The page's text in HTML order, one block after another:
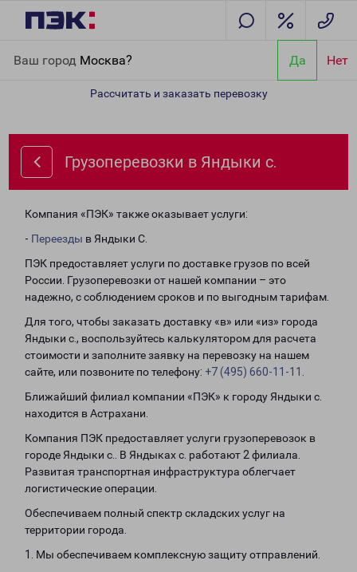
Ваш город Москва? Да Нет
Рассчитать и заказать перевозку
Грузоперевозки в Яндыки с.
Компания «ПЭК» также оказывает услуги:
- Переезды в Яндыки С.
ПЭК предоставляет услуги по доставке грузов по всей
России. Грузоперевозки от нашей компании – это
надежно, с соблюдением сроков и по выгодным тарифам.
Для того, чтобы заказать доставку «в» или «из» города
Яндыки с., воспользуйтесь калькулятором для расчета
стоимости и заполните заявку на перевозку на нашем
сайте, или позвоните по телефону: +7 (495) 660-11-11
Ближайший филиал компании «ПЭК» к городу Яндыки с.
находится в Астрахани.
Компания ПЭК предоставляет услуги грузоперевозок в
городе Яндыки с.. В Яндыках с. работают 2 филиала.
Развитая транспортная инфраструктура облегчает
логистические операции.
Обеспечиваем полный спектр складских услуг на
территории города.
1. Мы обеспечиваем комплексную защиту отправлений.